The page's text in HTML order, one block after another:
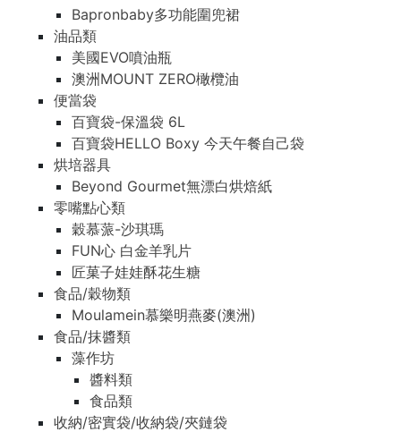
Bapronbaby多功能圍兜裙
油品類
美國EVO噴油瓶
澳洲MOUNT ZERO橄欖油
便當袋
百寶袋-保溫袋 6L
百寶袋HELLO Boxy 今天午餐自己袋
烘培器具
Beyond Gourmet無漂白烘焙紙
零嘴點心類
穀慕蒎-沙琪瑪
FUN心 白金羊乳片
匠菓子娃娃酥花生糖
食品/穀物類
Moulamein慕樂明燕麥(澳洲)
食品/抹醬類
藻作坊
醬料類
食品類
收納/密實袋/收納袋/夾鏈袋